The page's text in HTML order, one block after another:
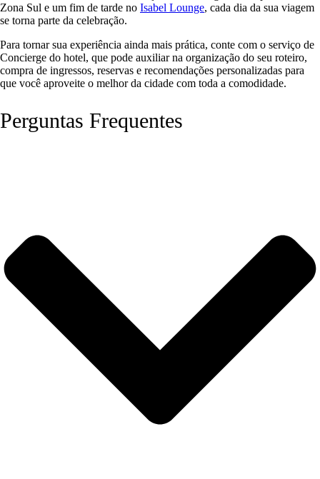
Zona Sul e um fim de tarde no Isabel Lounge, cada dia da sua viagem
se torna parte da celebração.
Para tornar sua experiência ainda mais prática, conte com o serviço de
Concierge do hotel, que pode auxiliar na organização do seu roteiro,
compra de ingressos, reservas e recomendações personalizadas para
que você aproveite o melhor da cidade com toda a comodidade.
Perguntas Frequentes